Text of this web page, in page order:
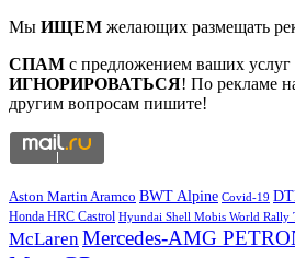
Мы ИЩЕМ желающих размещать
СПАМ с предложением ваших услуг
ИГНОРИРОВАТЬСЯ! По рекламе
другим вопросам пишите!
Aston Martin Aramco BWT Alpine Covid-19
Honda HRC Castrol Hyundai Shell Mobis World Rally
McLaren Mercedes-AMG